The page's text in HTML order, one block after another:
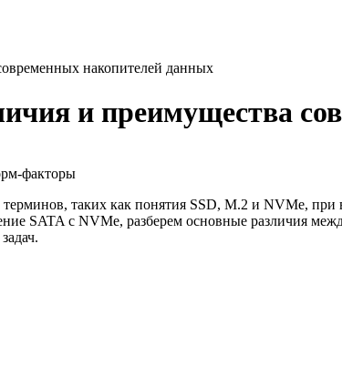
накопителей данных
и преимущества
факторы
терминов, таких как понятия SSD, M.2 и NVMe,
SATA с NVMe, разберем основные различия